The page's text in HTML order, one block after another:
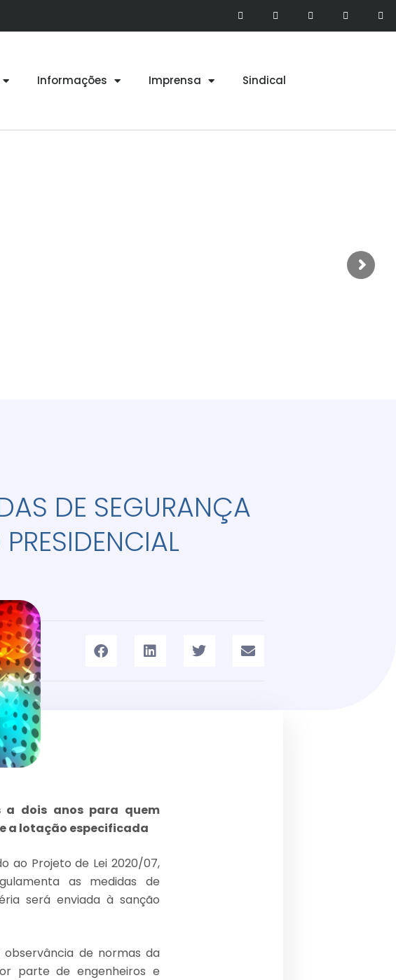
Informações Imprensa Sindical
DE SEGURANÇA
a dois anos para quem
a lotação especificada
ao Projeto de Lei 2020/07,
as medidas de
será enviada à sanção
de normas da
parte de engenheiros e